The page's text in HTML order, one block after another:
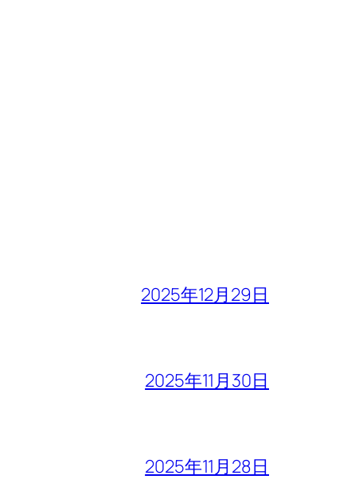
2025年12月29日
2025年11月30日
2025年11月28日